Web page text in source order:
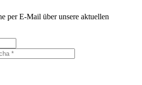
per E-Mail über unsere aktuellen